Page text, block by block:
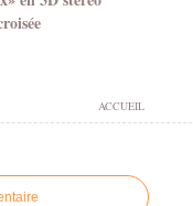
ACCUEIL